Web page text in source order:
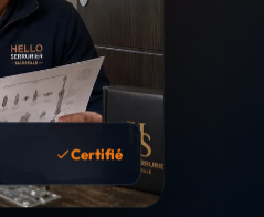
Certifié